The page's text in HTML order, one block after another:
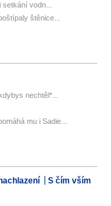
vodn...
štěnice...
nechtěl*...
mu i Sadie...
S čím vším